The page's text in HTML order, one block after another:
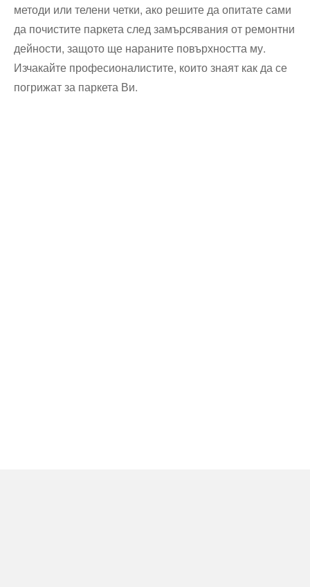
методи или телени четки, ако решите да опитате сами
да почистите паркета след замърсявания от ремонтни
дейности, защото ще нараните повърхността му.
Изчакайте професионалистите, които знаят как да се
погрижат за паркета Ви.